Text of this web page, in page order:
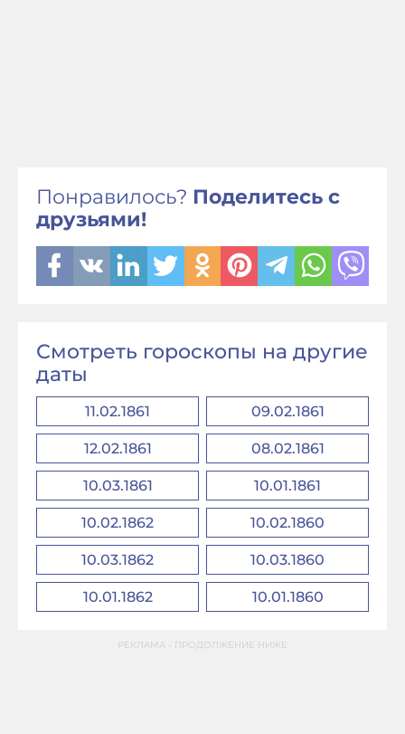
Понравилось? Поделитесь с
друзьями!
Смотреть гороскопы на другие
даты
11.02.1861 09.02.1861
12.02.1861 08.02.1861
10.03.1861 10.01.1861
10.02.1862 10.02.1860
10.03.1862 10.03.1860
10.01.1862 10.01.1860
РЕКЛАМА - ПРОДОЛЖЕНИЕ НИЖЕ